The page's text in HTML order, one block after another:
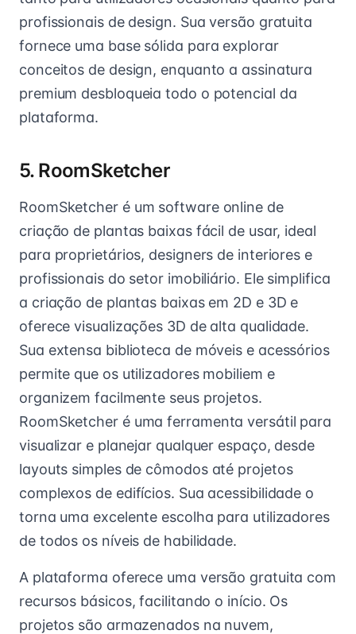
profissionais de design. Sua versão gratuita
fornece uma base sólida para explorar
conceitos de design, enquanto a assinatura
premium desbloqueia todo o potencial da
plataforma.
5. RoomSketcher
RoomSketcher é um software online de
criação de plantas baixas fácil de usar, ideal
para proprietários, designers de interiores e
profissionais do setor imobiliário. Ele simplifica
a criação de plantas baixas em 2D e 3D e
oferece visualizações 3D de alta qualidade.
Sua extensa biblioteca de móveis e acessórios
permite que os utilizadores mobiliem e
organizem facilmente seus projetos.
RoomSketcher é uma ferramenta versátil para
visualizar e planejar qualquer espaço, desde
layouts simples de cômodos até projetos
complexos de edifícios. Sua acessibilidade o
torna uma excelente escolha para utilizadores
de todos os níveis de habilidade.
A plataforma oferece uma versão gratuita com
recursos básicos, facilitando o início. Os
projetos são armazenados na nuvem,